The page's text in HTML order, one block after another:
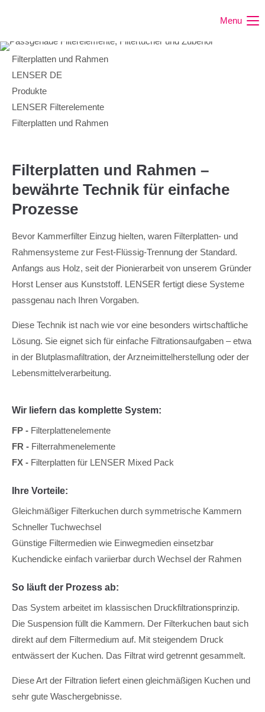
Menu
Filterplatten und Rahmen
LENSER DE
Produkte
LENSER Filterelemente
Filterplatten und Rahmen
Filterplatten und Rahmen –
bewährte Technik für einfache
Prozesse
Bevor Kammerfilter Einzug hielten, waren Filterplatten- und
Rahmensysteme zur Fest-Flüssig-Trennung der Standard.
Anfangs aus Holz, seit der Pionierarbeit von unserem Gründer
Horst Lenser aus Kunststoff. LENSER fertigt diese Systeme
passgenau nach Ihren Vorgaben.
Diese Technik ist nach wie vor eine besonders wirtschaftliche
Lösung. Sie eignet sich für einfache Filtrationsaufgaben – etwa
in der Blutplasmafiltration, der Arzneimittelherstellung oder der
Lebensmittelverarbeitung.
Wir liefern das komplette System:
FP - Filterplattenelemente
FR - Filterrahmenelemente
FX - Filterplatten für LENSER Mixed Pack
Ihre Vorteile:
Gleichmäßiger Filterkuchen durch symmetrische Kammern
Schneller Tuchwechsel
Günstige Filtermedien wie Einwegmedien einsetzbar
Kuchendicke einfach variierbar durch Wechsel der Rahmen
So läuft der Prozess ab:
Das System arbeitet im klassischen Druckfiltrationsprinzip.
Die Suspension füllt die Kammern. Der Filterkuchen baut sich
direkt auf dem Filtermedium auf. Mit steigendem Druck
entwässert der Kuchen. Das Filtrat wird getrennt gesammelt.
Diese Art der Filtration liefert einen gleichmäßigen Kuchen und
sehr gute Waschergebnisse.